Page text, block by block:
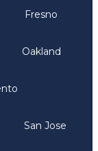
Fresno
Oakland
San Jose